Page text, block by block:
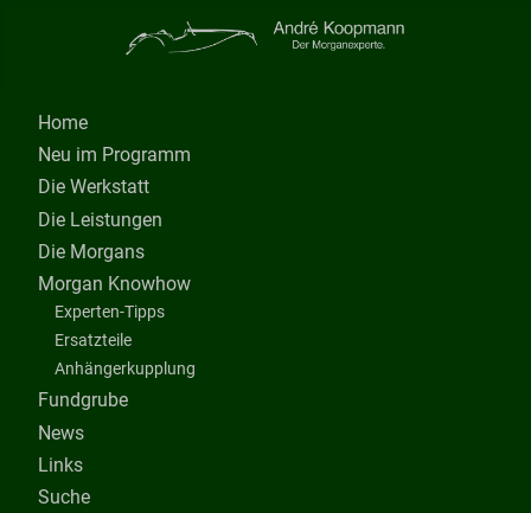
Home
Neu im Programm
Die Werkstatt
Die Leistungen
Die Morgans
Morgan Knowhow
Experten-Tipps
Ersatzteile
Anhängerkupplung
Fundgrube
News
Links
Suche